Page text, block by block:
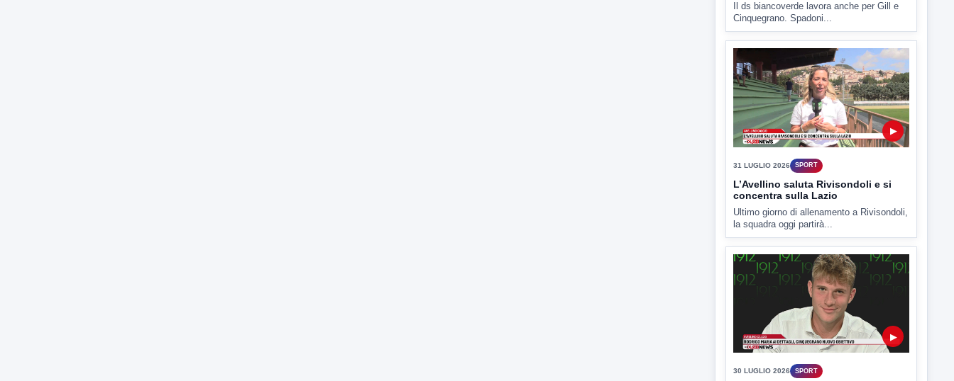
Il ds biancoverde lavora anche per Gill e
Cinquegrano. Spadoni...
▶
31 LUGLIO 2026 SPORT
L’Avellino saluta Rivisondoli e si
concentra sulla Lazio
Ultimo giorno di allenamento a Rivisondoli,
la squadra oggi partirà...
▶
30 LUGLIO 2026 SPORT